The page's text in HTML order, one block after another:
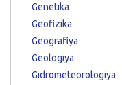
Genetika
Geofizika
Geografiya
Geologiya
Gidrometeorologiya